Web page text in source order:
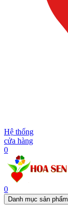
Hệ thống
cửa hàng
0
0
Danh mục sản phẩm